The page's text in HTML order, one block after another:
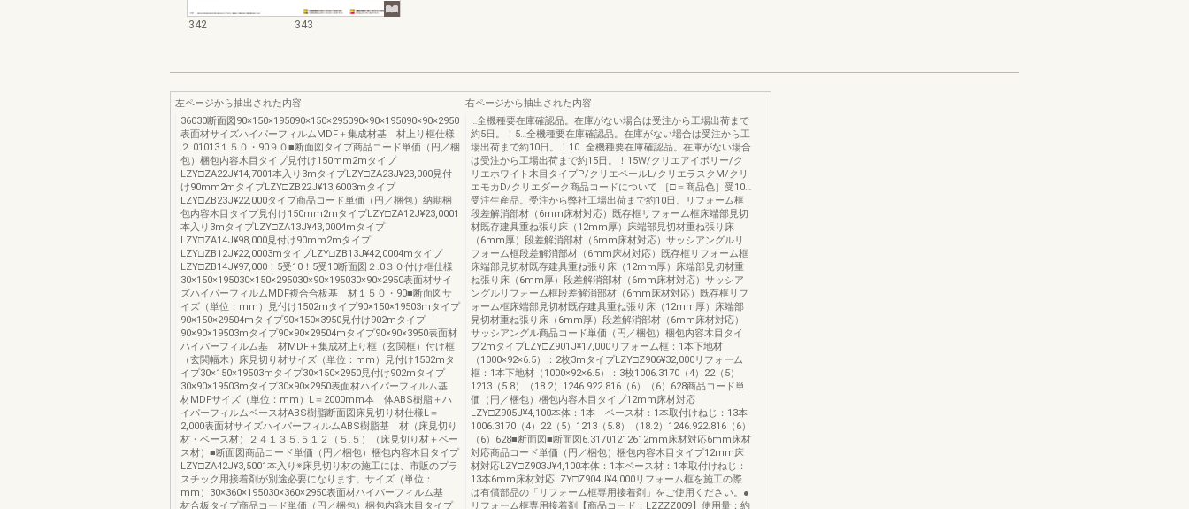
342 343
左ページから抽出された内容
36030断面図90×150×195090×150×295090×90×195090×90×2950
表面材サイズハイパーフィルムMDF＋集成材基 材上り框仕様
２.01013１５０・90９０■断面図タイプ商品コード単価（円／梱
包）梱包内容木目タイプ見付け150mm2mタイプ
LZY□ZA22J¥14,7001本入り3mタイプLZY□ZA23J¥23,000見付
け90mm2mタイプLZY□ZB22J¥13,6003mタイプ
LZY□ZB23J¥22,000タイプ商品コード単価（円／梱包）納期梱
包内容木目タイプ見付け150mm2mタイプLZY□ZA12J¥23,0001
本入り3mタイプLZY□ZA13J¥43,0004mタイプ
LZY□ZA14J¥98,000見付け90mm2mタイプ
LZY□ZB12J¥22,0003mタイプLZY□ZB13J¥42,0004mタイプ
LZY□ZB14J¥97,000！5受10！5受10断面図２.0３０付け框仕様
30×150×195030×150×295030×90×195030×90×2950表面材サイ
ズハイパーフィルムMDF複合合板基 材１５０・90■断面図サ
イズ（単位：mm）見付け1502mタイプ90×150×19503mタイプ
90×150×29504mタイプ90×150×3950見付け902mタイプ
90×90×19503mタイプ90×90×29504mタイプ90×90×3950表面材
ハイパーフィルム基 材MDF＋集成材上り框（玄関框）付け框
（玄関幅木）床見切り材サイズ（単位：mm）見付け1502mタ
イプ30×150×19503mタイプ30×150×2950見付け902mタイプ
30×90×19503mタイプ30×90×2950表面材ハイパーフィルム基
材MDFサイズ（単位：mm）L＝2000mm本 体ABS樹脂＋ハ
イパーフィルムベース材ABS樹脂断面図床見切り材仕様L＝
2,000表面材サイズハイパーフィルムABS樹脂基 材（床見切り
材・ベース材）２４１３５.５１２（５.５）（床見切り材＋ベー
ス材）■断面図商品コード単価（円／梱包）梱包内容木目タイプ
LZY□ZA42J¥3,5001本入り※床見切り材の施工には、市販のプラ
スチック用接着剤が別途必要になります。サイズ（単位：
mm）30×360×195030×360×2950表面材ハイパーフィルム基
材合板タイプ商品コード単価（円／梱包）梱包内容木目タイプ
右ページから抽出された内容
…全機種要在庫確認品。在庫がない場合は受注から工場出荷まで
約5日。！5…全機種要在庫確認品。在庫がない場合は受注から工
場出荷まで約10日。！10…全機種要在庫確認品。在庫がない場合
は受注から工場出荷まで約15日。！15W/クリエアイボリー/ク
リエホワイト木目タイプP/クリエペールL/クリエラスクM/クリ
エモカD/クリエダーク商品コードについて ［□＝商品色］受10…
受注生産品。受注から弊社工場出荷まで約10日。リフォーム框
段差解消部材（6mm床材対応）既存框リフォーム框床端部見切
材既存建具重ね張り床（12mm厚）床端部見切材重ね張り床
（6mm厚）段差解消部材（6mm床材対応）サッシアングルリ
フォーム框段差解消部材（6mm床材対応）既存框リフォーム框
床端部見切材既存建具重ね張り床（12mm厚）床端部見切材重
ね張り床（6mm厚）段差解消部材（6mm床材対応）サッシア
ングルリフォーム框段差解消部材（6mm床材対応）既存框リフ
ォーム框床端部見切材既存建具重ね張り床（12mm厚）床端部
見切材重ね張り床（6mm厚）段差解消部材（6mm床材対応）
サッシアングル商品コード単価（円／梱包）梱包内容木目タイ
プ2mタイプLZY□Z901J¥17,000リフォーム框：1本下地材
（1000×92×6.5）：2枚3mタイプLZY□Z906¥32,000リフォーム
框：1本下地材（1000×92×6.5）：3枚1006.3170（4）22（5）
1213（5.8）（18.2）1246.922.816（6）（6）628商品コード単
価（円／梱包）梱包内容木目タイプ12mm床材対応
LZY□Z905J¥4,100本体：1本 ベース材：1本取付けねじ：13本
1006.3170（4）22（5）1213（5.8）（18.2）1246.922.816（6）
（6）628■断面図■断面図6.31701212612mm床材対応6mm床材
対応商品コード単価（円／梱包）梱包内容木目タイプ12mm床
材対応LZY□Z903J¥4,100本体：1本ベース材：1本取付けねじ：
13本6mm床材対応LZY□Z904J¥4,000リフォーム框を施工の際
は有償部品の「リフォーム框専用接着剤」をご使用ください。●
リフォーム框専用接着剤【商品コード：LZZZZ009】使用量：約